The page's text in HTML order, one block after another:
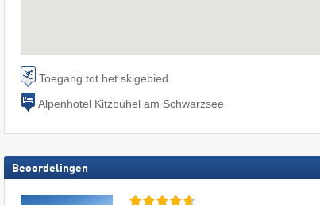
Toegang tot het skigebied
Alpenhotel Kitzbühel am Schwarzsee
Beoordelingen